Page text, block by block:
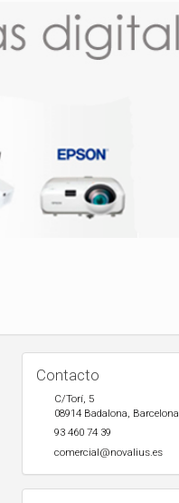
Contacto
C/Torí, 5
08914 Badalona, Barcelona
93 460 74 39
comercial@novalius.es